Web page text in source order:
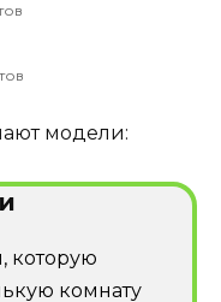
модели:
которую
комнату